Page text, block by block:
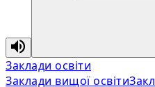
Заклади освіти
Заклади вищої освіти